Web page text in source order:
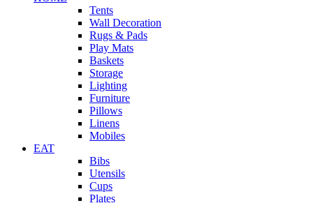
Tents
Wall Decoration
Rugs & Pads
Play Mats
Baskets
Storage
Lighting
Furniture
Pillows
Linens
Mobiles
EAT
Bibs
Utensils
Cups
Plates